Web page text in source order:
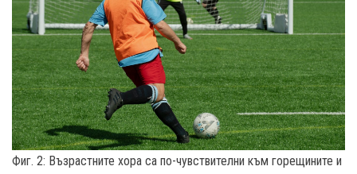
Фиг. 2: Възрастните хора са по-чувствителни към горещините и